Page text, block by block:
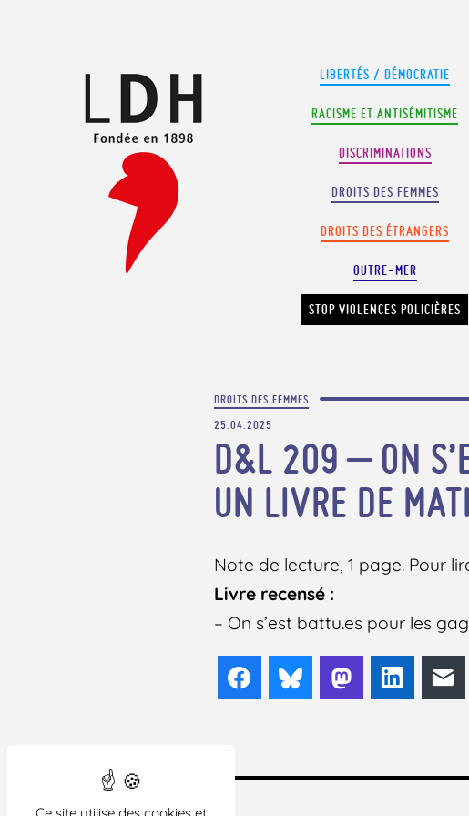
LIBERTÉS / DÉMOCRATIE
RACISME ET ANTISÉMITISME
DISCRIMINATIONS
DROITS DES FEMMES
DROITS DES ÉTRANGERS
OUTRE-MER
STOP VIOLENCES POLICIÈRES
DROITS DES FEMMES
25.04.2025
D&L 209 – ON
UN LIVRE DE
Note de lecture, 1 page. Pour
Livre recensé :
– On s’est battu.es pour les
FacebookBlueskyMastodon